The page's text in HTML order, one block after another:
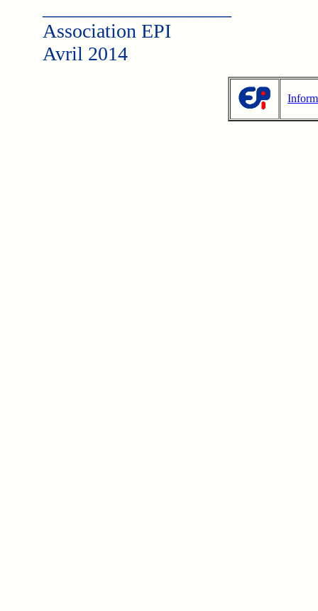
Association EPI
Avril 2014